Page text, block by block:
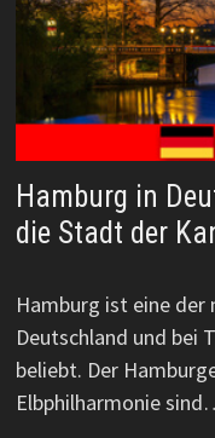
Hamburg in
die Stadt der
Hamburg ist eine
Deutschland und bei
beliebt. Der
Elbphilharmonie